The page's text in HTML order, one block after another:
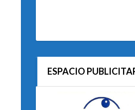
ESPACIO